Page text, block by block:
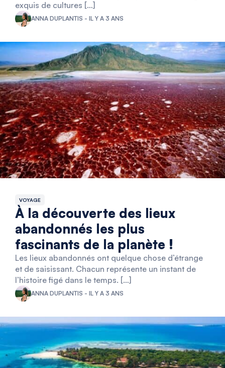
exquis de cultures […]
ANNA DUPLANTIS - IL Y A 3 ANS
VOYAGE
À la découverte des lieux
abandonnés les plus
fascinants de la planète !
Les lieux abandonnés ont quelque chose d’étrange
et de saisissant. Chacun représente un instant de
l’histoire figé dans le temps. […]
ANNA DUPLANTIS - IL Y A 3 ANS